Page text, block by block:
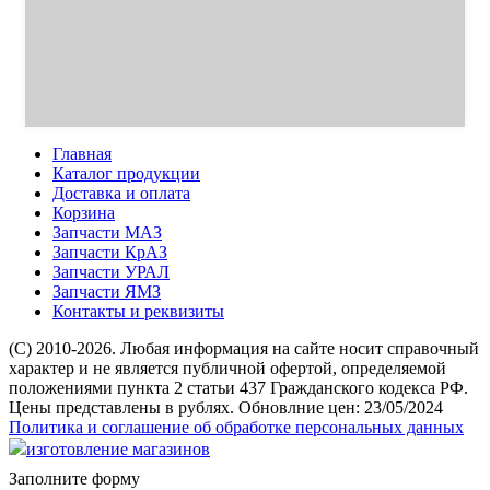
Главная
Каталог продукции
Доставка и оплата
Корзина
Запчасти МАЗ
Запчасти КрАЗ
Запчасти УРАЛ
Запчасти ЯМЗ
Контакты и реквизиты
(C) 2010-2026. Любая информация на сайте носит справочный
характер и не является публичной офертой, определяемой
положениями пункта 2 статьи 437 Гражданского кодекса РФ.
Цены представлены в рублях. Обновлние цен: 23/05/2024
Политика и соглашение об обработке персональных данных
изготовление магазинов
Заполните форму